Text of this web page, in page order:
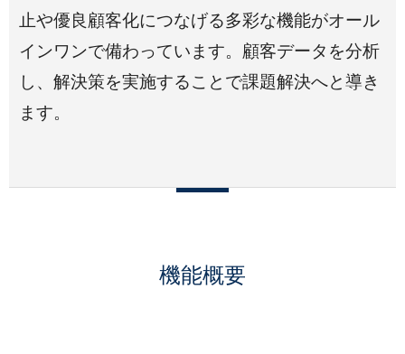
止や優良顧客化につなげる多彩な機能がオール
インワンで備わっています。顧客データを分析
し、解決策を実施することで課題解決へと導き
ます。
機能概要